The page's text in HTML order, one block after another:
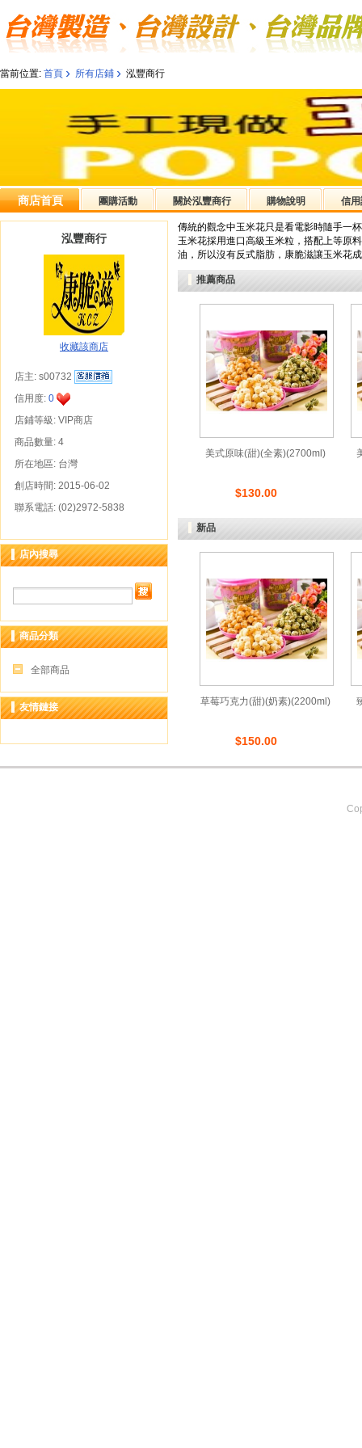
當前位置: 首頁 › 所有店鋪 › 泓豐商行
商店首頁 團購活動 關於泓豐商行 購物說明 信
泓豐商行
收藏該商店
店主: s00732
信用度: 0
店鋪等級: VIP商店
商品數量: 4
所在地區: 台灣
創店時間: 2015-06-02
聯系電話: (02)2972-5838
店內搜尋
商品分類
全部商品
友情鏈接
傳統的觀念中玉米花只是看電影時隨手一
玉米花採用進口高級玉米粒，搭配上等原
油，所以沒有反式脂肪，康脆滋讓玉米花
推薦商品
美式原味(甜)(全素)(2700ml)
$130.00
新品
草莓巧克力(甜)(奶素)(2200ml)
$150.00